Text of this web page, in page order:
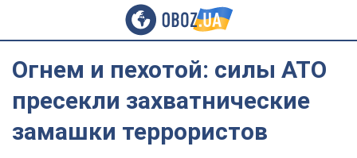
Огнем и пехотой: силы АТО
пресекли захватнические
замашки террористов